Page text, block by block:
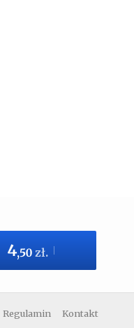
4,50 zł.
Regulamin Kontakt